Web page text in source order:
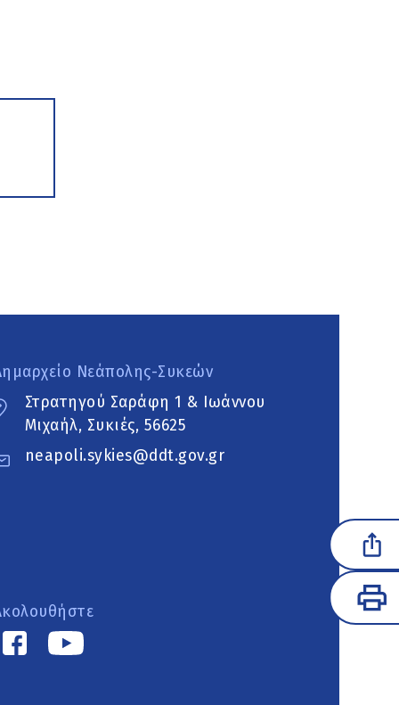
Νεάπολης-Συκεών
Στρατηγού Σαράφη 1 & Ιωάννου
Μιχαήλ, Συκιές, 56625
neapoli.sykies@ddt.gov.gr